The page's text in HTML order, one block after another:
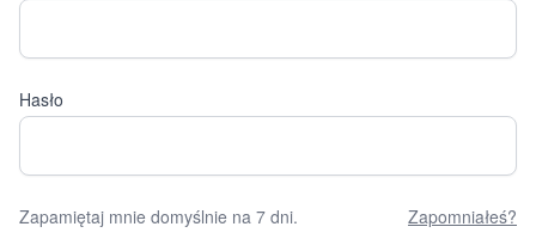
Hasło
Zapamiętaj mnie domyślnie na 7 dni. Zapomniałeś?